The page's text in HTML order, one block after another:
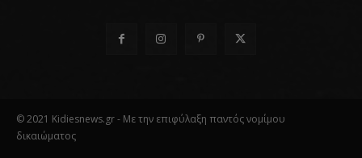
© 2021 Kidiesnews.gr - Με την επιφύλαξη παντός νομίμου
δικαιώματος